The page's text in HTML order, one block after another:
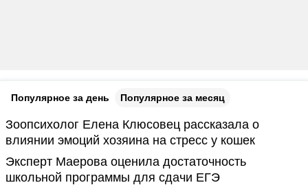
Популярное за день Популярное за месяц
Зоопсихолог Елена Клюсовец рассказала о
влиянии эмоций хозяина на стресс у кошек
Эксперт Маерова оценила достаточность
школьной программы для сдачи ЕГЭ